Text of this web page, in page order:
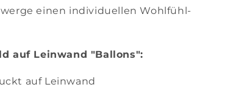
einen individuellen Wohlfühl-
auf Leinwand "Ballons":
auf Leinwand